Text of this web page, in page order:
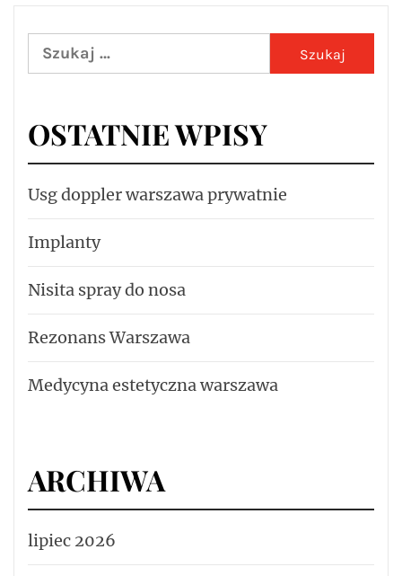
Szukaj:
OSTATNIE WPISY
Usg doppler warszawa prywatnie
Implanty
Nisita spray do nosa
Rezonans Warszawa
Medycyna estetyczna warszawa
ARCHIWA
lipiec 2026